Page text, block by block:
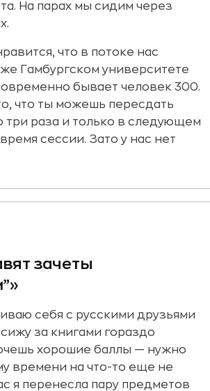
На парах мы сидим через
что в потоке нас
Гамбургском университете
бывает человек 300.
что ты можешь пересдать
три раза и только в следующем
сессии. Зато у нас нет
зачеты
себя с русскими друзьями
за книгами гораздо
хорошие баллы — нужно
времени на что-то еще не
я перенесла пару предметов